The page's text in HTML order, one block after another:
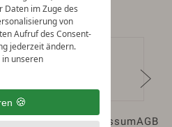
Daten im Zuge des
von
Aufruf des Consent-
jederzeit ändern.
unseren
ImpressumAGB